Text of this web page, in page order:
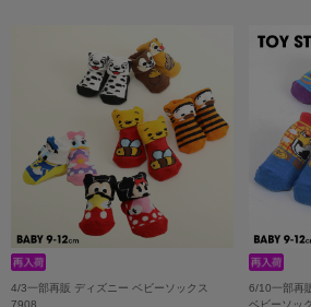
4/3一部再販 ディズニー ベビーソックス
7908
6/10一部再
ベビーソッ